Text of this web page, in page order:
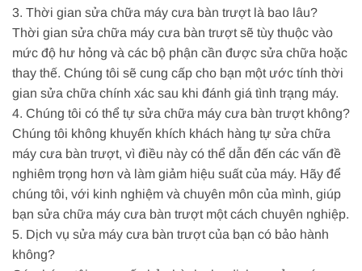
3. Thời gian sửa chữa máy cưa bàn trượt là bao lâu?
Thời gian sửa chữa máy cưa bàn trượt sẽ tùy thuộc vào
mức độ hư hỏng và các bộ phận cần được sửa chữa hoặc
thay thế. Chúng tôi sẽ cung cấp cho bạn một ước tính thời
gian sửa chữa chính xác sau khi đánh giá tình trạng máy.
4. Chúng tôi có thể tự sửa chữa máy cưa bàn trượt không?
Chúng tôi không khuyến khích khách hàng tự sửa chữa
máy cưa bàn trượt, vì điều này có thể dẫn đến các vấn đề
nghiêm trọng hơn và làm giảm hiệu suất của máy. Hãy để
chúng tôi, với kinh nghiệm và chuyên môn của mình, giúp
bạn sửa chữa máy cưa bàn trượt một cách chuyên nghiệp.
5. Dịch vụ sửa máy cưa bàn trượt của bạn có bảo hành
không?